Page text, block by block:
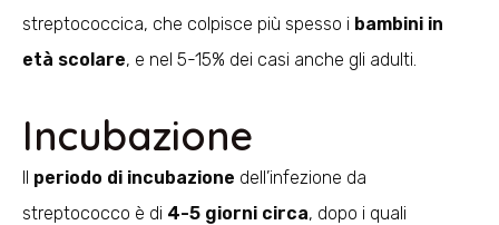
streptococcica, che colpisce più spesso i bambini in
età scolare, e nel 5-15% dei casi anche gli adulti.
Incubazione
Il periodo di incubazione dell’infezione da
streptococco è di 4-5 giorni circa, dopo i quali